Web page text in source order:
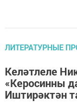
ЛИТЕРАТУРНЫЕ
Келәтлеле
«Керосинны
Иштирәктән